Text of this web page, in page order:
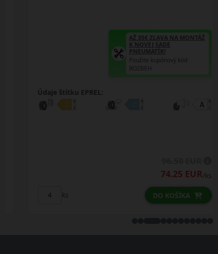
AŽ 35€ ZĽAVA NA MONTÁŽ
K NOVEJ SADE
PNEUMATÍK!
Použite kupónový kód
ROZBEH
Údaje štítku EPREL:
74.25 EUR/ks
ks DO KOŠÍKA